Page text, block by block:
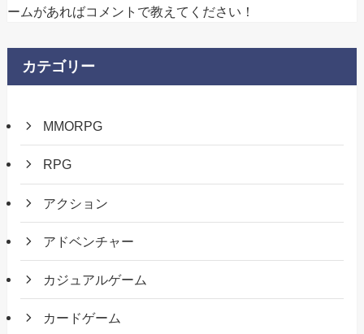
ームがあればコメントで教えてください！
カテゴリー
MMORPG
RPG
アクション
アドベンチャー
カジュアルゲーム
カードゲーム